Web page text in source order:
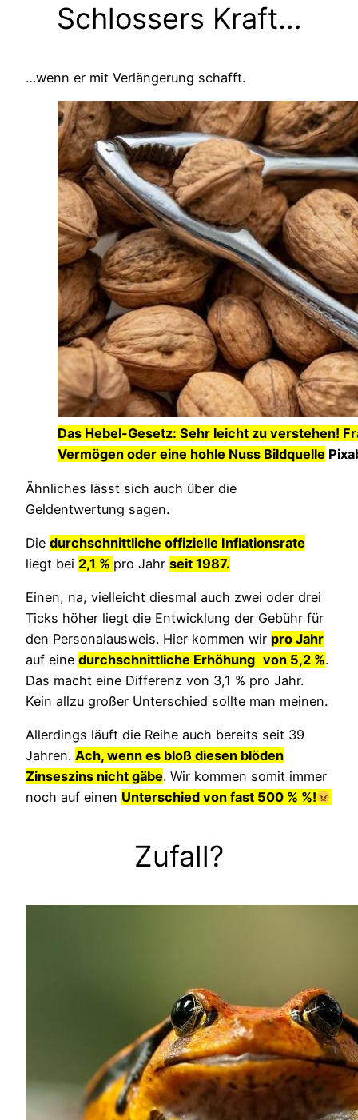
Schlossers Kraft…
…wenn er mit Verlängerung schafft.
Das Hebel-Gesetz: Sehr leicht zu verstehen!
Vermögen oder eine hohle Nuss Bildquelle
Ähnliches lässt sich auch über die
Geldentwertung sagen.
Die durchschnittliche offizielle Inflationsrate
liegt bei 2,1 % pro Jahr seit 1987.
Einen, na, vielleicht diesmal auch zwei oder drei
Ticks höher liegt die Entwicklung der Gebühr für
den Personalausweis. Hier kommen wir pro Jahr
auf eine durchschnittliche Erhöhung von 5,2 %.
Das macht eine Differenz von 3,1 % pro Jahr.
Kein allzu großer Unterschied sollte man meinen.
Allerdings läuft die Reihe auch bereits seit 39
Jahren. Ach, wenn es bloß diesen blöden
Zinseszins nicht gäbe. Wir kommen somit immer
noch auf einen Unterschied von fast 500 % %!
Zufall?